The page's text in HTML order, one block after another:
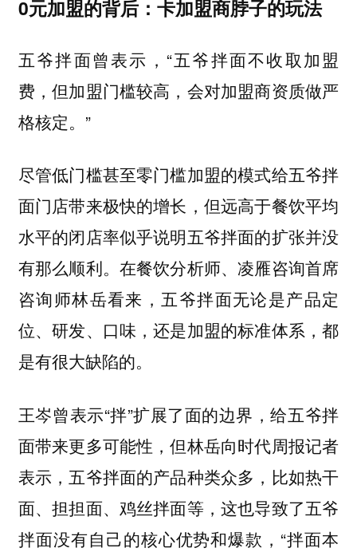
0元加盟的背后：卡加盟商脖子的玩法
五爷拌面曾表示，“五爷拌面不收取加盟
费，但加盟门槛较高，会对加盟商资质做严
格核定。”
尽管低门槛甚至零门槛加盟的模式给五爷拌
面门店带来极快的增长，但远高于餐饮平均
水平的闭店率似乎说明五爷拌面的扩张并没
有那么顺利。在餐饮分析师、凌雁咨询首席
咨询师林岳看来，五爷拌面无论是产品定
位、研发、口味，还是加盟的标准体系，都
是有很大缺陷的。
王岑曾表示“拌”扩展了面的边界，给五爷拌
面带来更多可能性，但林岳向时代周报记者
表示，五爷拌面的产品种类众多，比如热干
面、担担面、鸡丝拌面等，这也导致了五爷
拌面没有自己的核心优势和爆款，“拌面本